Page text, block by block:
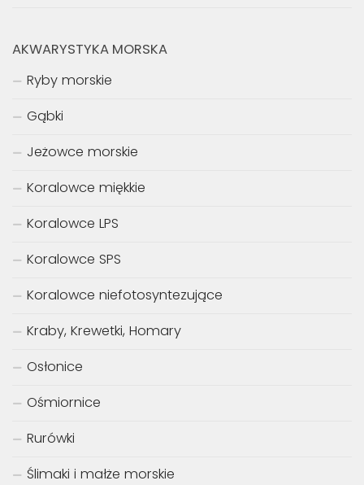
AKWARYSTYKA MORSKA
Ryby morskie
Gąbki
Jeżowce morskie
Koralowce miękkie
Koralowce LPS
Koralowce SPS
Koralowce niefotosyntezujące
Kraby, Krewetki, Homary
Osłonice
Ośmiornice
Rurówki
Ślimaki i małże morskie